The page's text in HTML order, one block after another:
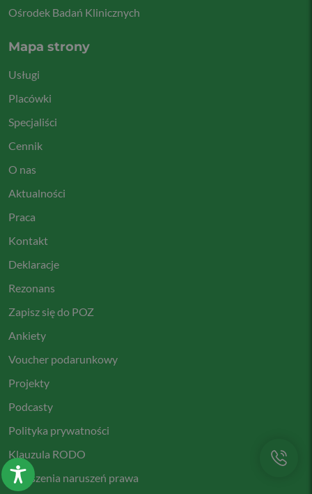
Ośrodek Badań Klinicznych
Mapa strony
Usługi
Placówki
Specjaliści
Cennik
O nas
Aktualności
Praca
Kontakt
Deklaracje
Rezonans
Zapisz się do POZ
Ankiety
Voucher podarunkowy
Projekty
Podcasty
Polityka prywatności
Klauzula RODO
Zgłoszenia naruszeń prawa